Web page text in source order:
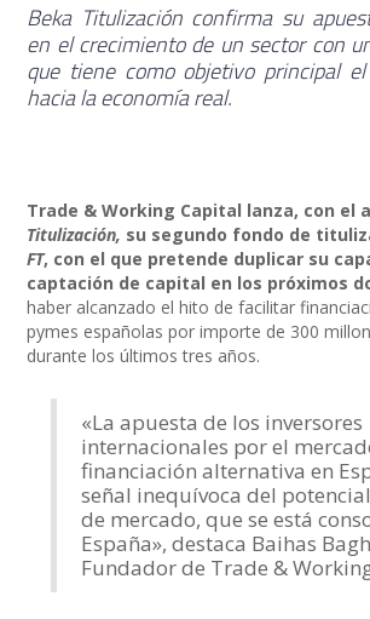
Beka Titulización confirma su
en el crecimiento de un sector con
que tiene como objetivo principal
hacia la economía real.
Trade & Working Capital lanza, con el
Titulización, su segundo fondo de
FT, con el que pretende duplicar su
captación de capital en los próximos
haber alcanzado el hito de facilitar
pymes españolas por importe de 300
durante los últimos tres años.
«La apuesta de los inversores
internacionales por el
financiación alternativa en
señal inequívoca del
de mercado, que se está
España», destaca Baihas
Fundador de Trade &